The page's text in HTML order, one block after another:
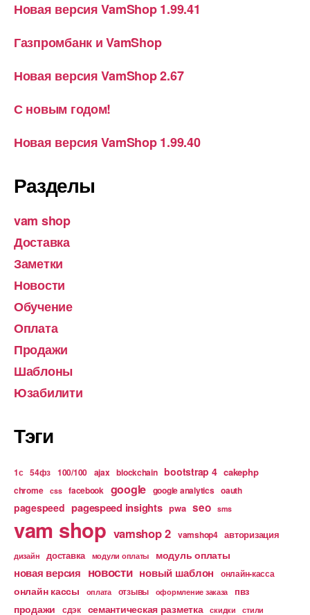
Новая версия VamShop 1.99.41
Газпромбанк и VamShop
Новая версия VamShop 2.67
С новым годом!
Новая версия VamShop 1.99.40
Разделы
vam shop
Доставка
Заметки
Новости
Обучение
Оплата
Продажи
Шаблоны
Юзабилити
Тэги
1с 54фз 100/100 ajax blockchain bootstrap 4 cakephp
chrome css facebook google google analytics oauth
pagespeed pagespeed insights pwa seo sms
vam shop vamshop 2 vamshop4 авторизация
дизайн доставка модули оплаты модуль оплаты
новая версия новости новый шаблон онлайн-касса
онлайн кассы оплата отзывы оформление заказа пвз
продажи сдэк семантическая разметка скидки стили